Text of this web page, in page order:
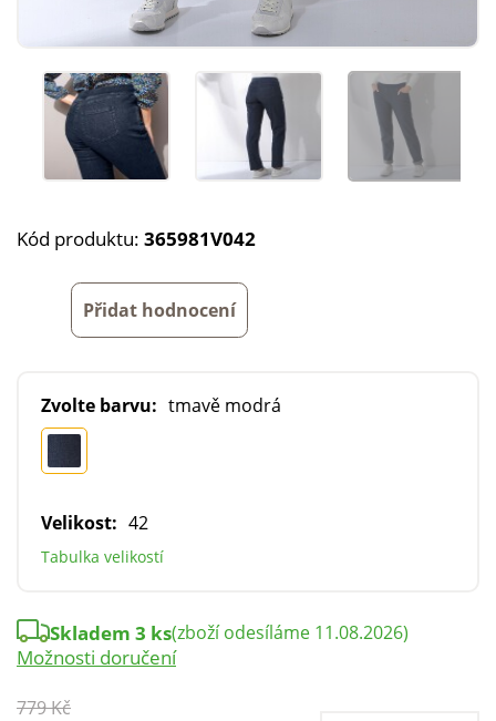
Kód produktu: 365981V042
Přidat hodnocení
Zvolte barvu: tmavě modrá
Velikost: 42
Tabulka velikostí
779 Kč
Skladem 3 ks(zboží odesíláme 11.08.2026)
Možnosti doručení